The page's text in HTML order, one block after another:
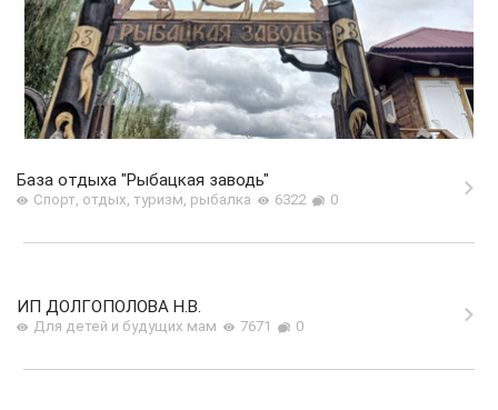
База отдыха "Рыбацкая заводь"
Спорт, отдых, туризм, рыбалка 6322 0
ИП ДОЛГОПОЛОВА Н.В.
Для детей и будущих мам 7671 0